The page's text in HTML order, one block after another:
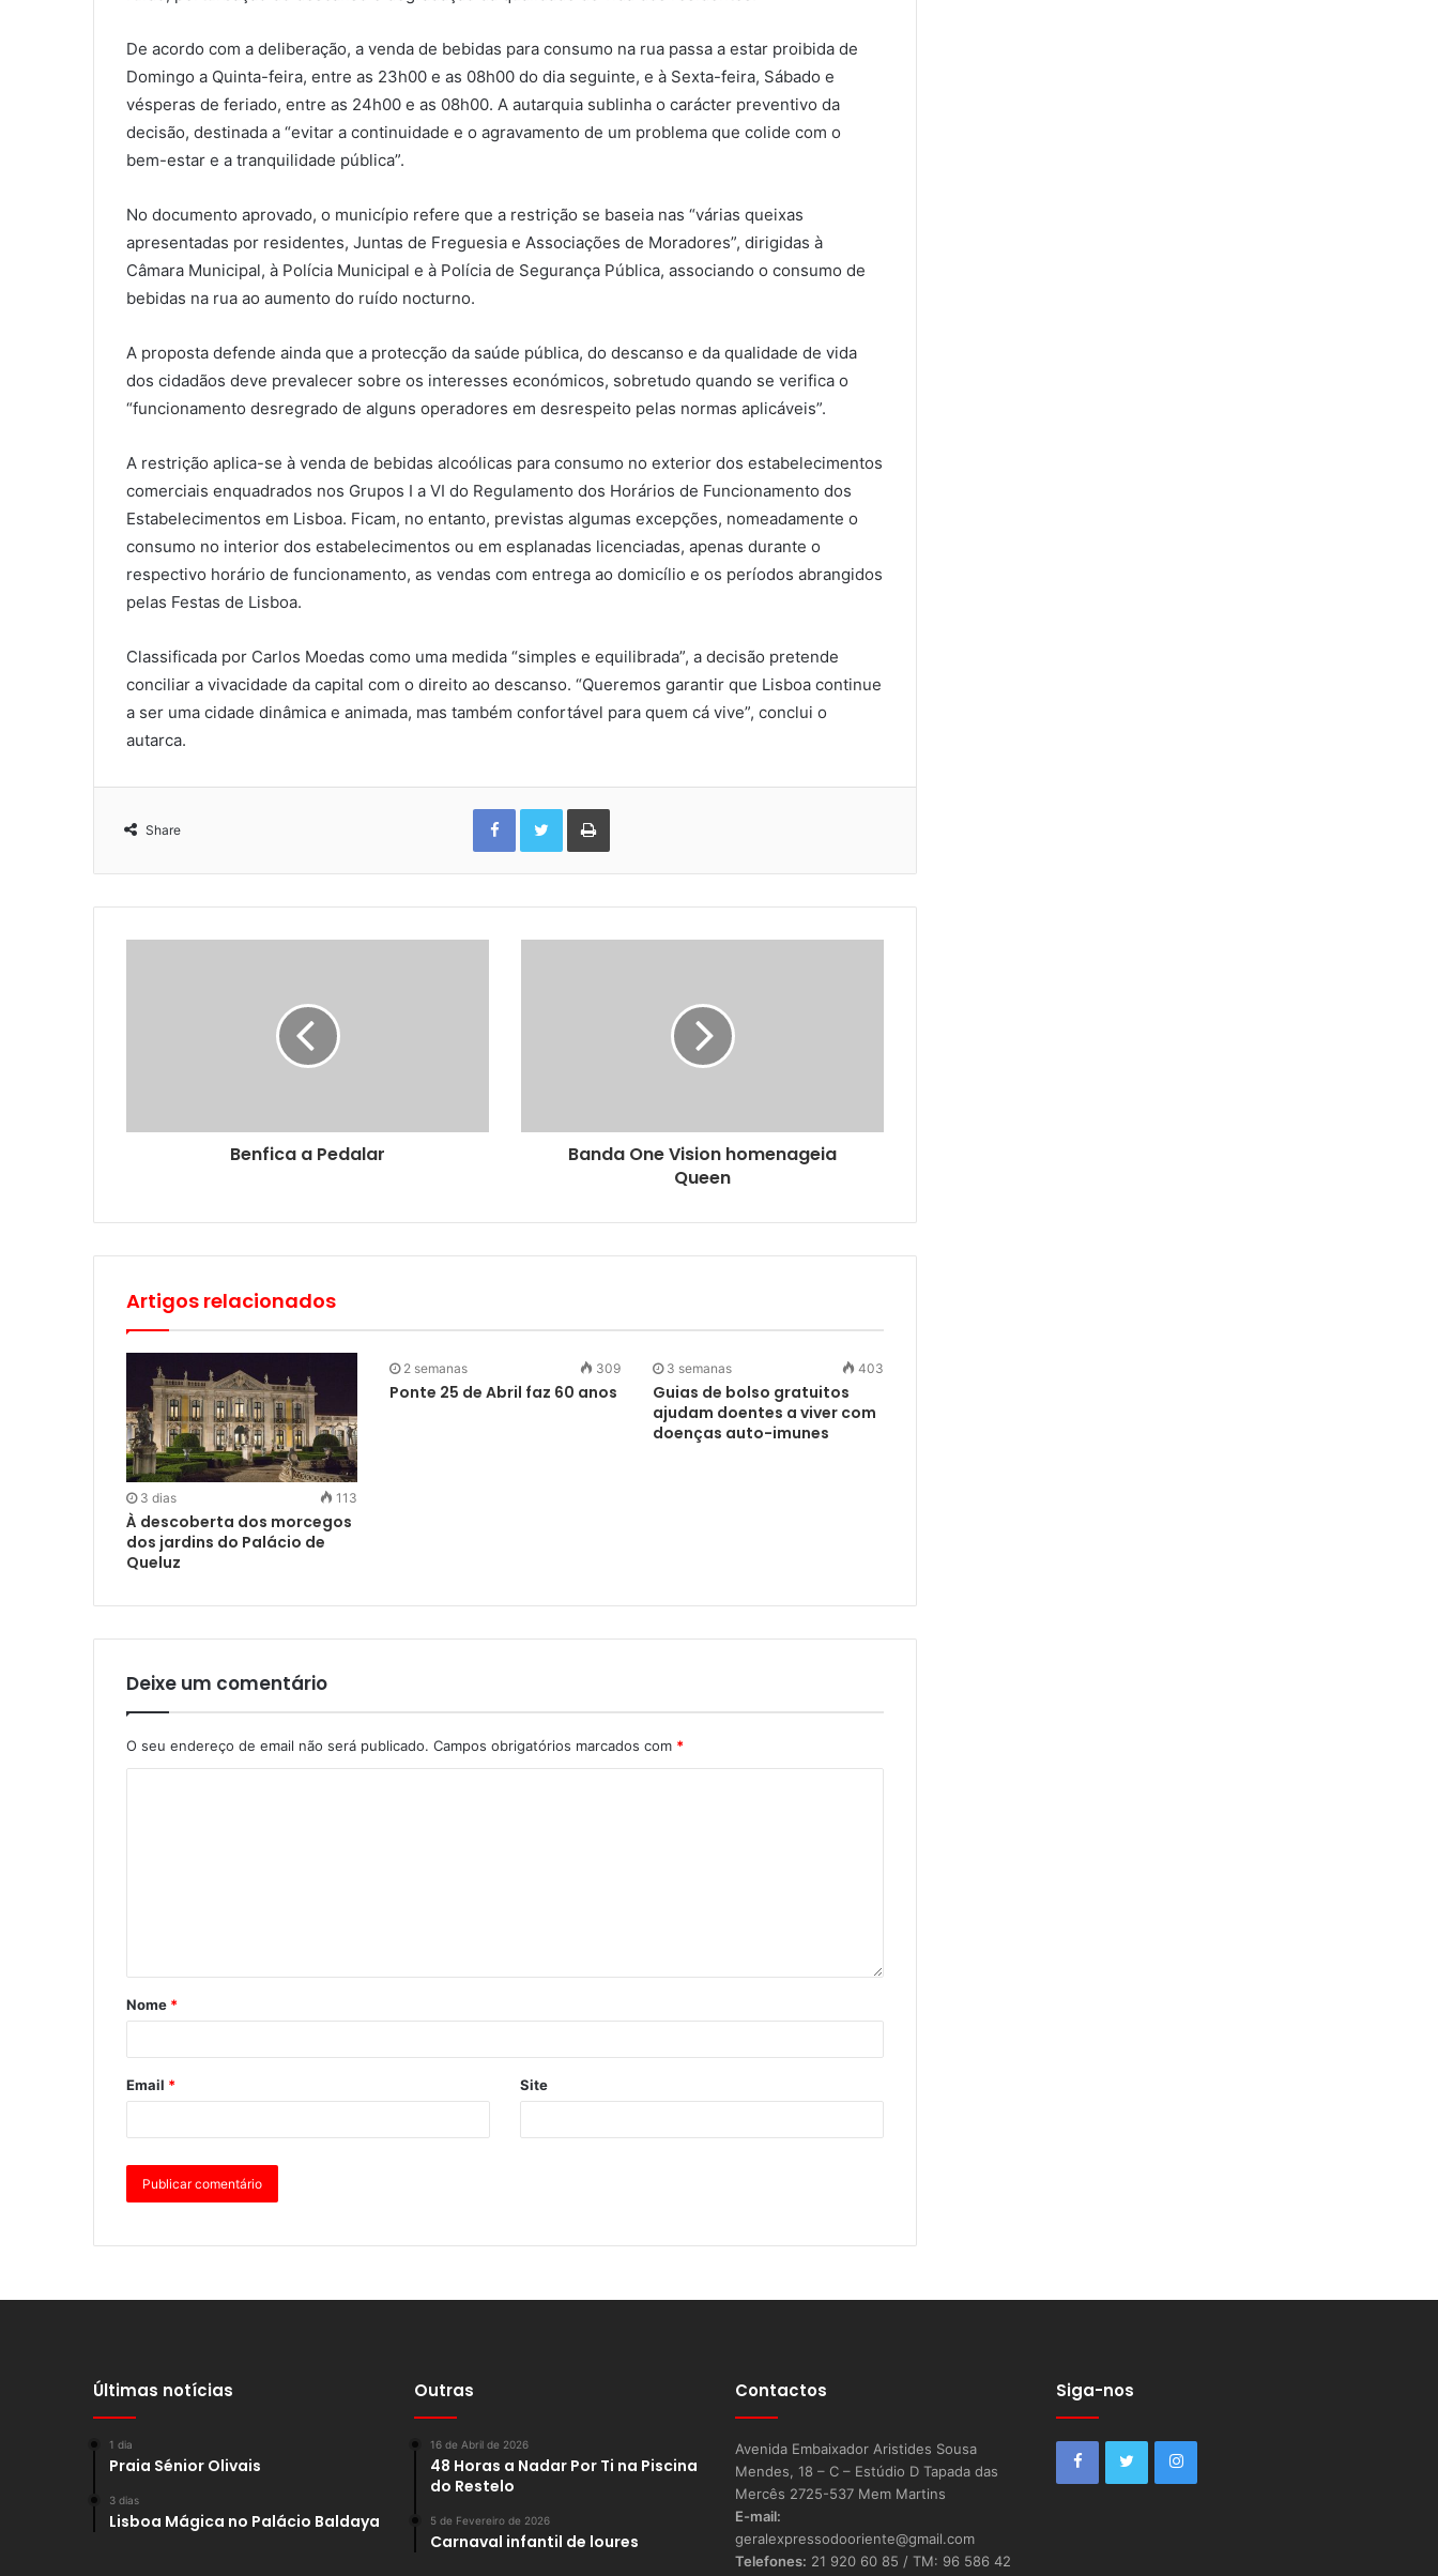
De acordo com a deliberação, a venda de bebidas para consumo na rua passa a estar proibida de
Domingo a Quinta-feira, entre as 23h00 e as 08h00 do dia seguinte, e à Sexta-feira, Sábado e
vésperas de feriado, entre as 24h00 e as 08h00. A autarquia sublinha o carácter preventivo da
decisão, destinada a “evitar a continuidade e o agravamento de um problema que colide com o
bem-estar e a tranquilidade pública”.
No documento aprovado, o município refere que a restrição se baseia nas “várias queixas
apresentadas por residentes, Juntas de Freguesia e Associações de Moradores”, dirigidas à
Câmara Municipal, à Polícia Municipal e à Polícia de Segurança Pública, associando o consumo de
bebidas na rua ao aumento do ruído nocturno.
A proposta defende ainda que a protecção da saúde pública, do descanso e da qualidade de vida
dos cidadãos deve prevalecer sobre os interesses económicos, sobretudo quando se verifica o
“funcionamento desregrado de alguns operadores em desrespeito pelas normas aplicáveis”.
A restrição aplica-se à venda de bebidas alcoólicas para consumo no exterior dos estabelecimentos
comerciais enquadrados nos Grupos I a VI do Regulamento dos Horários de Funcionamento dos
Estabelecimentos em Lisboa. Ficam, no entanto, previstas algumas excepções, nomeadamente o
consumo no interior dos estabelecimentos ou em esplanadas licenciadas, apenas durante o
respectivo horário de funcionamento, as vendas com entrega ao domicílio e os períodos abrangidos
pelas Festas de Lisboa.
Classificada por Carlos Moedas como uma medida “simples e equilibrada”, a decisão pretende
conciliar a vivacidade da capital com o direito ao descanso. “Queremos garantir que Lisboa continue
a ser uma cidade dinâmica e animada, mas também confortável para quem cá vive”, conclui o
autarca.
Share
Facebook Twitter
Benfica a Pedalar
Banda One Vision homenageia
Queen
Artigos relacionados
3 dias 113
À descoberta dos morcegos
dos jardins do Palácio de
Queluz
2 semanas 309
Ponte 25 de Abril faz 60 anos
3 semanas 403
Guias de bolso gratuitos
ajudam doentes a viver com
doenças auto-imunes
Deixe um comentário
O seu endereço de email não será publicado. Campos obrigatórios marcados com *
Nome *
Email * Site
Últimas notícias
1 dia
Praia Sénior Olivais
3 dias
Lisboa Mágica no Palácio Baldaya
Outras
16 de Abril de 2026
48 Horas a Nadar Por Ti na Piscina
do Restelo
5 de Fevereiro de 2026
Carnaval infantil de loures
Contactos
Avenida Embaixador Aristides Sousa
Mendes, 18 – C – Estúdio D Tapada das
Mercês 2725-537 Mem Martins
E-mail:
geralexpressodooriente@gmail.com
Telefones: 21 920 60 85 / TM: 96 586 42
Siga-nos